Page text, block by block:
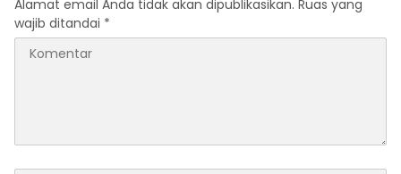
dan Inovasi Award 2026
Alamat email Anda tidak akan dipublikasikan. Ruas yang
wajib ditandai *